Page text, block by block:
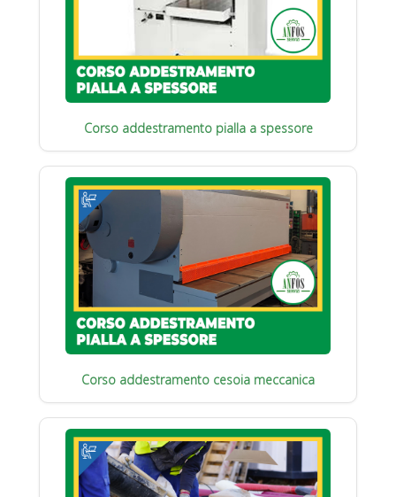
Corso addestramento pialla a spessore
Corso addestramento cesoia meccanica